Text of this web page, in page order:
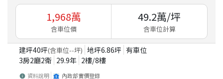
1,968萬
含車位價
49.2萬/坪
含車位計算
建坪40坪(含車位--坪) 地坪6.86坪 有車位
3房2廳2衛 29.9年 2樓/8樓
資料說明 內政部實價登錄